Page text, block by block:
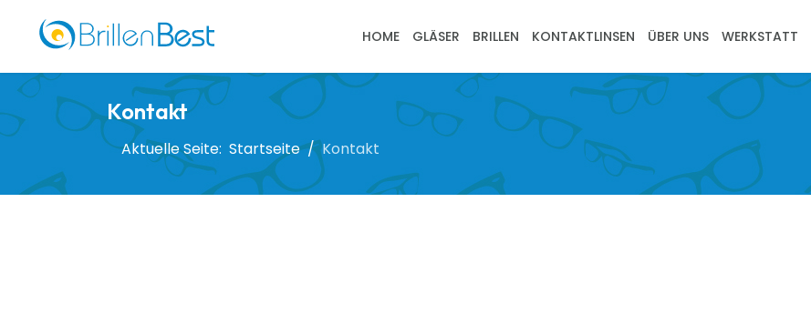
HOME GLÄSER BRILLEN KONTAKTLINSEN ÜBER UNS WERKSTATT
Kontakt
Aktuelle Seite: Startseite Kontakt